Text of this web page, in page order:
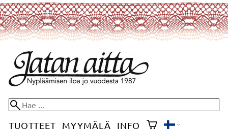
TUOTTEET MYYMÄLÄ INFO